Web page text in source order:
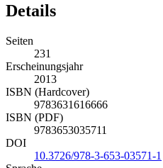
Details
Seiten
231
Erscheinungsjahr
2013
ISBN (Hardcover)
9783631616666
ISBN (PDF)
9783653035711
DOI
10.3726/978-3-653-03571-1